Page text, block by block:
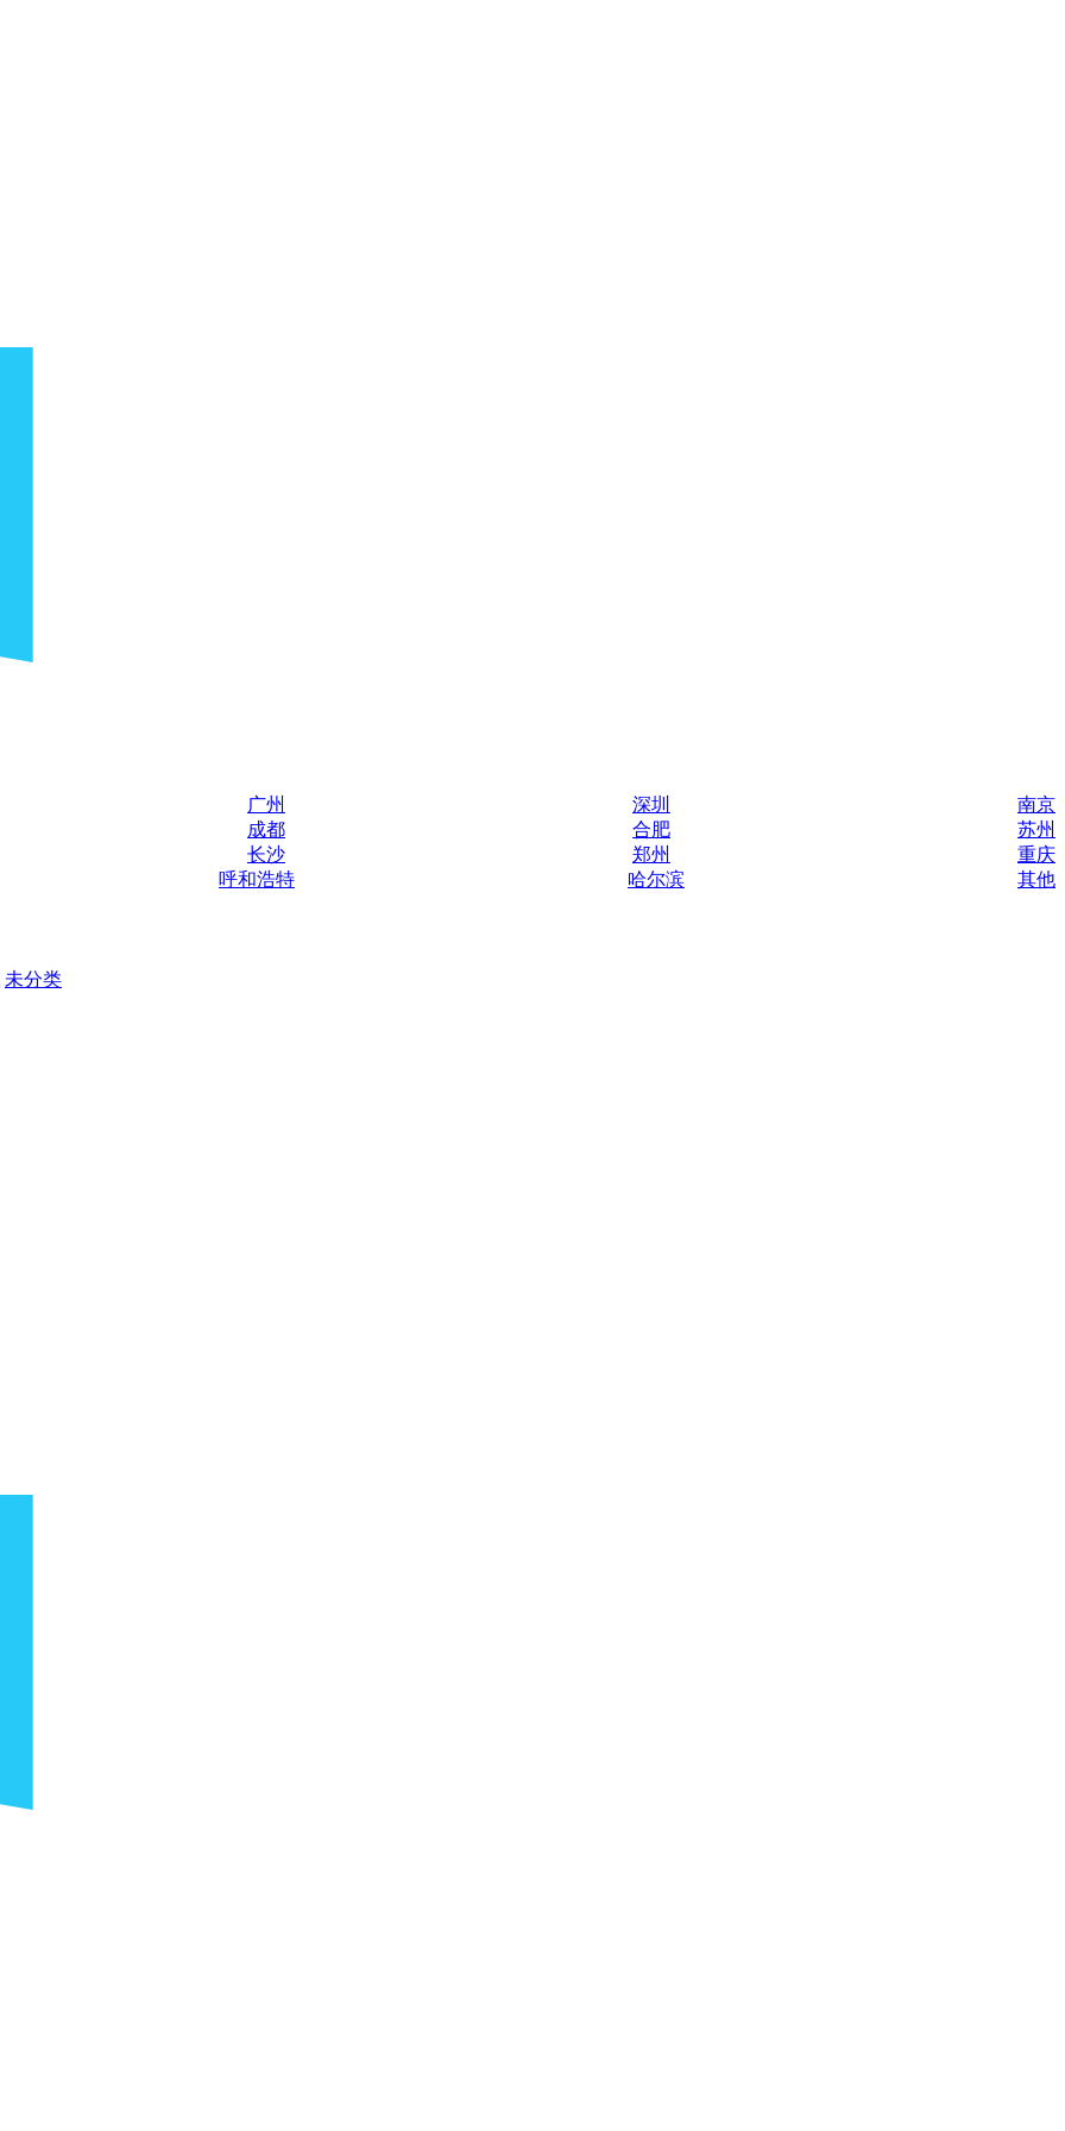
广州 深圳
南京
成都 合肥
苏州
长沙 郑州
重庆
呼和浩特 哈尔滨
其他
未分类